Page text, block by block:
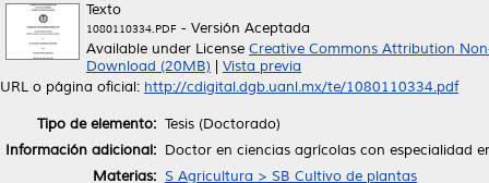
Texto
1080110334.PDF - Versión Aceptada
Available under License Creative Commons Attribution
Download (20MB)
Vista previa
URL o página oficial: http://cdigital.dgb.uanl.mx/te/1080110334.pdf
Tipo de elemento: Tesis (Doctorado)
Información adicional: Doctor en ciencias agrícolas con especialidad
Materias: S Agricultura > SB Cultivo de plantas